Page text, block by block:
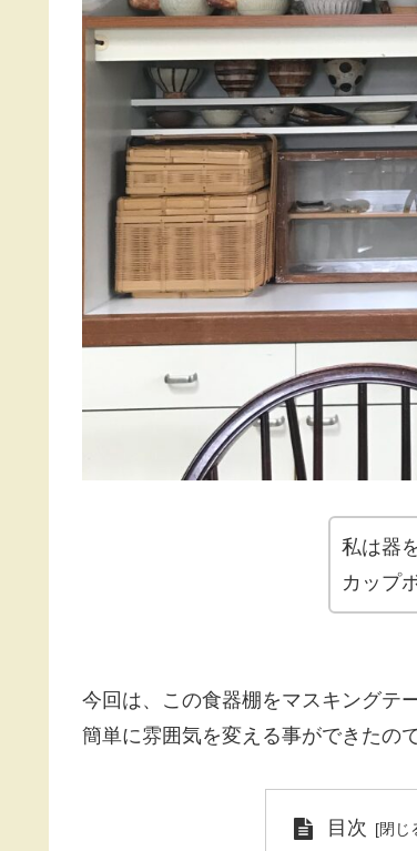
私は器
カップ
今回は、この食器棚をマスキングテ
簡単に雰囲気を変える事ができたの
目次